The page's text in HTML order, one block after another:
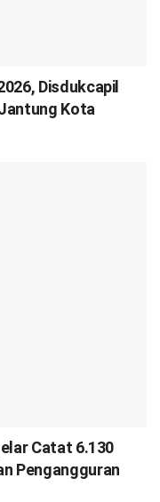
Disdukcapil
Kota
Catat 6.130
Pengangguran